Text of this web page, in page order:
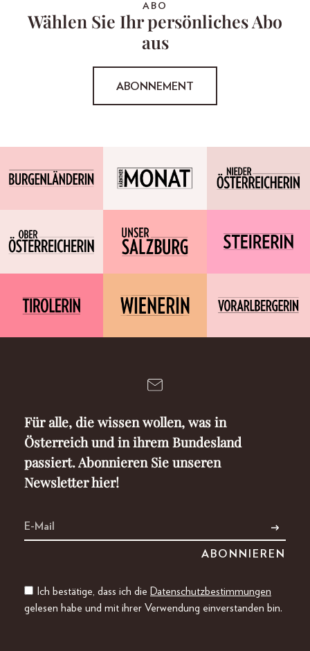
ABO
Wählen Sie Ihr persönliches Abo
aus
ABONNEMENT
Für alle, die wissen wollen, was in
Österreich und in ihrem Bundesland
passiert. Abonnieren Sie unseren
Newsletter hier!
Ich bestätige, dass ich die Datenschutzbestimmungen
gelesen habe und mit ihrer Verwendung einverstanden bin.